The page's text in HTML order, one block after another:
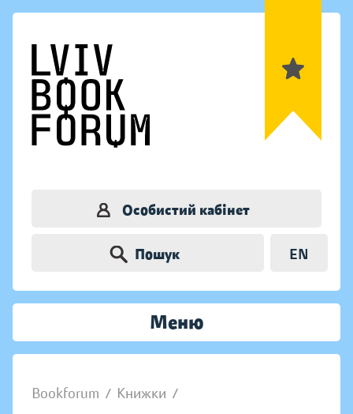
Особистий кабінет
Пошук EN
Меню
Bookforum / Книжки /